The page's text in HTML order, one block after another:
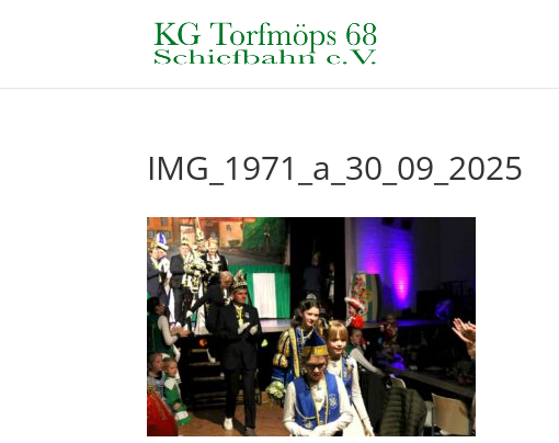
IMG_1971_a_30_09_2025